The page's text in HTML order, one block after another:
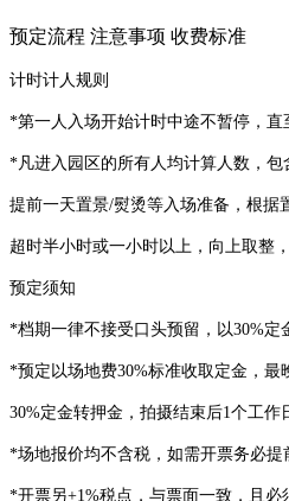
预定流程 注意事项 收费标准
计时计人规则
*第一人入场开始计时中途不暂停，
*凡进入园区的所有人均计算人数，
提前一天置景/熨烫等入场准备，根据
超时半小时或一小时以上，向上取整
预定须知
*档期一律不接受口头预留，以30%定
*预定以场地费30%标准收取定金，最
30%定金转押金，拍摄结束后1个工
*场地报价均不含税，如需开票务必
*开票另+1%税点，与票面一致，且